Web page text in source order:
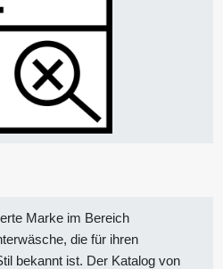
Marke im Bereich
die für ihren
bekannt ist. Der Katalog von